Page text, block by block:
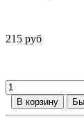
215 руб
В корзину